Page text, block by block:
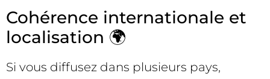
Cohérence internationale et
localisation 🌍
Si vous diffusez dans plusieurs pays,